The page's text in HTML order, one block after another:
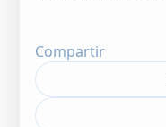
Compartir